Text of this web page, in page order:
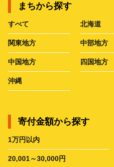
まちから探す
すべて 北海道
関東地方 中部地方
中国地方 四国地方
沖縄
寄付金額から探す
1万円以内
20,001～30,000円